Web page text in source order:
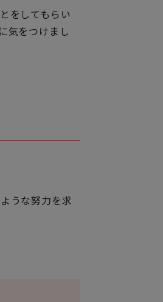
をしてもらい
気をつけまし
うな努力を求